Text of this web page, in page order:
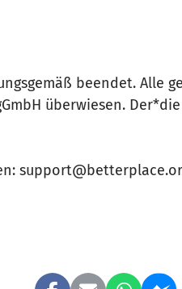
beendet. Alle
überwiesen.